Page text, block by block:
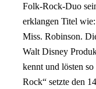
Folk-Rock-Duo
erklangen Titel
Miss. Robinson.
Walt Disney
kennt und lösten
Rock“ setzte den